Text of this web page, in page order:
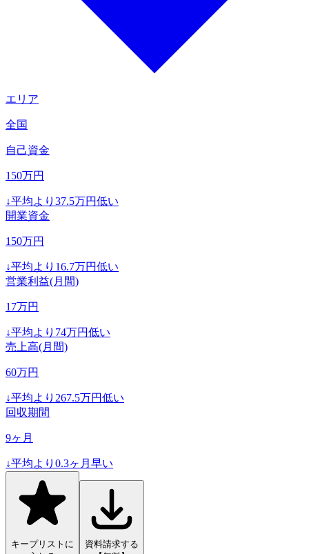
エリア
全国
自己資金
150万円
↓平均より 37.5万円低い
開業資金
150万円
↓平均より 16.7万円低い
営業利益(月間)
17万円
↓平均より 74万円低い
売上高(月間)
60万円
↓平均より 267.5万円低い
回収期間
9ヶ月
↓平均より 0.3ヶ月早い
キープリストに
資料請求する